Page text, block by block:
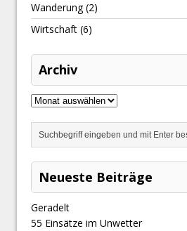
Wanderung(2)
Wirtschaft (6)
Archiv
Neueste Beiträge
Geradelt
​55 Einsätze im Unwetter